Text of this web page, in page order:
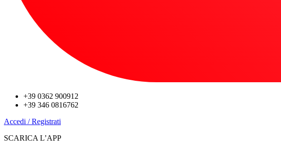
+39 0362 900912
+39 346 0816762
Accedi / Registrati
SCARICA L’APP